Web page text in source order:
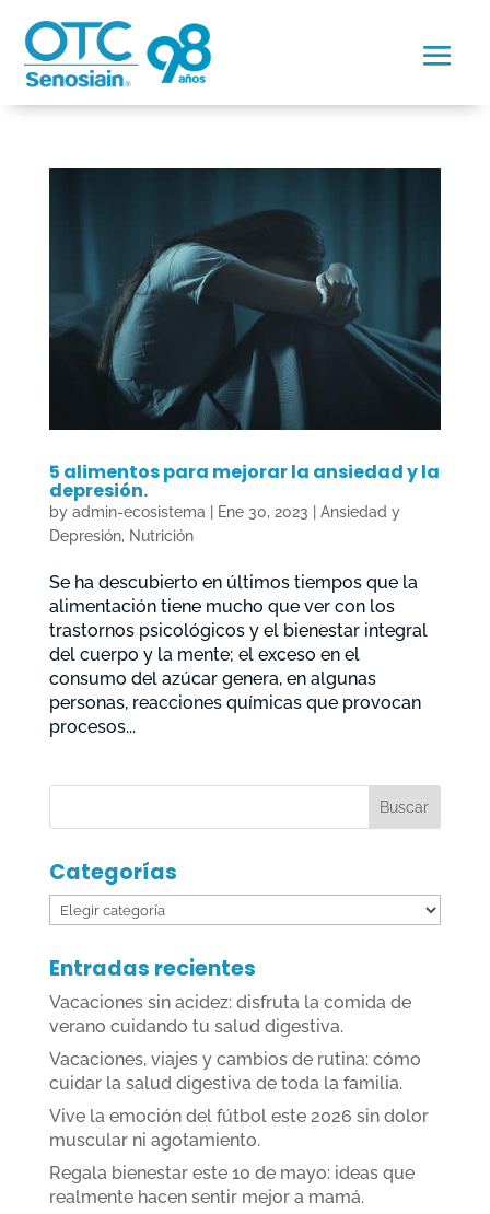
5 alimentos para mejorar la ansiedad y la
depresión.
by admin-ecosistema Ene 30, 2023
Ansiedad y
Depresión, Nutrición
Se ha descubierto en últimos tiempos que la
alimentación tiene mucho que ver con los
trastornos psicológicos y el bienestar integral
del cuerpo y la mente; el exceso en el
consumo del azúcar genera, en algunas
personas, reacciones químicas que provocan
procesos...
Categorías
Categorías
Entradas recientes
Vacaciones sin acidez: disfruta la comida de
verano cuidando tu salud digestiva.
Vacaciones, viajes y cambios de rutina: cómo
cuidar la salud digestiva de toda la familia.
Vive la emoción del fútbol este 2026 sin dolor
muscular ni agotamiento.
Regala bienestar este 10 de mayo: ideas que
realmente hacen sentir mejor a mamá.